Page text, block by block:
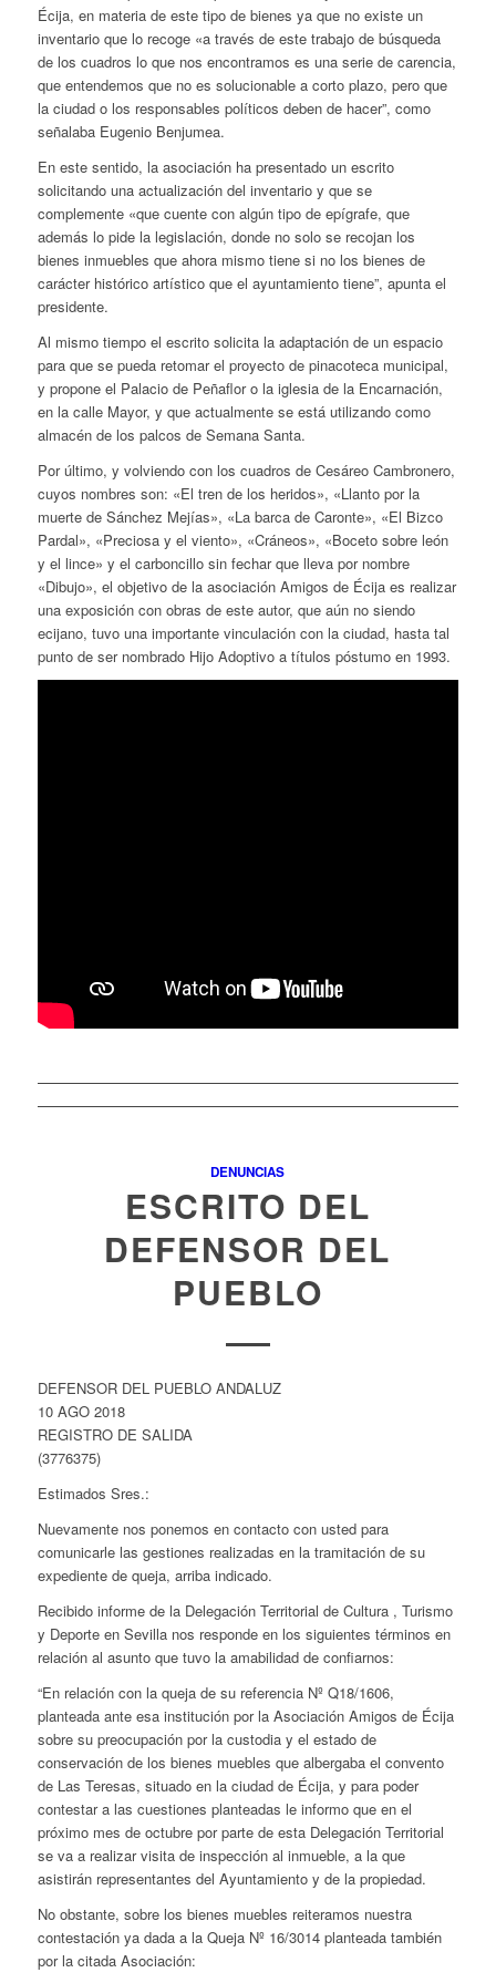
Écija, en materia de este tipo de bienes ya que no existe un
inventario que lo recoge «a través de este trabajo de búsqueda
de los cuadros lo que nos encontramos es una serie de carencia,
que entendemos que no es solucionable a corto plazo, pero que
la ciudad o los responsables políticos deben de hacer”, como
señalaba Eugenio Benjumea.
En este sentido, la asociación ha presentado un escrito
solicitando una actualización del inventario y que se
complemente «que cuente con algún tipo de epígrafe, que
además lo pide la legislación, donde no solo se recojan los
bienes inmuebles que ahora mismo tiene si no los bienes de
carácter histórico artístico que el ayuntamiento tiene”, apunta el
presidente.
Al mismo tiempo el escrito solicita la adaptación de un espacio
para que se pueda retomar el proyecto de pinacoteca municipal,
y propone el Palacio de Peñaflor o la iglesia de la Encarnación,
en la calle Mayor, y que actualmente se está utilizando como
almacén de los palcos de Semana Santa.
Por último, y volviendo con los cuadros de Cesáreo Cambronero,
cuyos nombres son: «El tren de los heridos», «Llanto por la
muerte de Sánchez Mejías», «La barca de Caronte», «El Bizco
Pardal», «Preciosa y el viento», «Cráneos», «Boceto sobre león
y el lince» y el carboncillo sin fechar que lleva por nombre
«Dibujo», el objetivo de la asociación Amigos de Écija es realizar
una exposición con obras de este autor, que aún no siendo
ecijano, tuvo una importante vinculación con la ciudad, hasta tal
punto de ser nombrado Hijo Adoptivo a títulos póstumo en 1993.
DENUNCIAS
ESCRITO DEL
DEFENSOR DEL
PUEBLO
DEFENSOR DEL PUEBLO ANDALUZ
10 AGO 2018
REGISTRO DE SALIDA
(3776375)
Estimados Sres.:
Nuevamente nos ponemos en contacto con usted para
comunicarle las gestiones realizadas en la tramitación de su
expediente de queja, arriba indicado.
Recibido informe de la Delegación Territorial de Cultura , Turismo
y Deporte en Sevilla nos responde en los siguientes términos en
relación al asunto que tuvo la amabilidad de confiarnos:
“En relación con la queja de su referencia Nº Q18/1606,
planteada ante esa institución por la Asociación Amigos de Écija
sobre su preocupación por la custodia y el estado de
conservación de los bienes muebles que albergaba el convento
de Las Teresas, situado en la ciudad de Écija, y para poder
contestar a las cuestiones planteadas le informo que en el
próximo mes de octubre por parte de esta Delegación Territorial
se va a realizar visita de inspección al inmueble, a la que
asistirán representantes del Ayuntamiento y de la propiedad.
No obstante, sobre los bienes muebles reiteramos nuestra
contestación ya dada a la Queja Nº 16/3014 planteada también
por la citada Asociación: